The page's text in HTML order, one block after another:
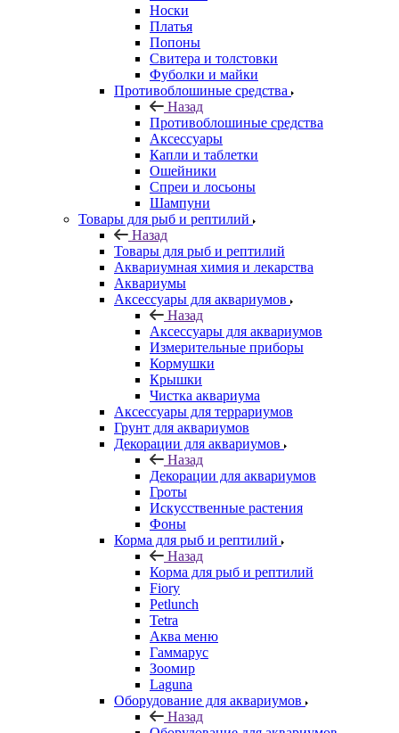
Носки
Платья
Попоны
Свитера и толстовки
Фуболки и майки
Противоблошиные средства
Назад
Противоблошиные средства
Аксессуары
Капли и таблетки
Ошейники
Спреи и лосьоны
Шампуни
Товары для рыб и рептилий
Назад
Товары для рыб и рептилий
Аквариумная химия и лекарства
Аквариумы
Аксессуары для аквариумов
Назад
Аксессуары для аквариумов
Измерительные приборы
Кормушки
Крышки
Чистка аквариума
Аксессуары для террариумов
Грунт для аквариумов
Декорации для аквариумов
Назад
Декорации для аквариумов
Гроты
Искусственные растения
Фоны
Корма для рыб и рептилий
Назад
Корма для рыб и рептилий
Fiory
Petlunch
Tetra
Аква меню
Гаммарус
Зоомир
Laguna
Оборудование для аквариумов
Назад